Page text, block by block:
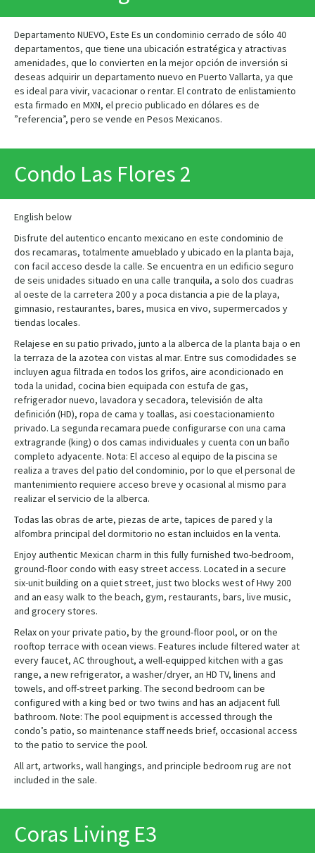
Departamento NUEVO, Este Es un condominio cerrado de sólo 40
departamentos, que tiene una ubicación estratégica y atractivas
amenidades, que lo convierten en la mejor opción de inversión si
deseas adquirir un departamento nuevo en Puerto Vallarta, ya que
es ideal para vivir, vacacionar o rentar. El contrato de enlistamiento
esta firmado en MXN, el precio publicado en dólares es de
”referencia”, pero se vende en Pesos Mexicanos.
Condo Las Flores 2
English below
Disfrute del autentico encanto mexicano en este condominio de
dos recamaras, totalmente amueblado y ubicado en la planta baja,
con facil acceso desde la calle. Se encuentra en un edificio seguro
de seis unidades situado en una calle tranquila, a solo dos cuadras
al oeste de la carretera 200 y a poca distancia a pie de la playa,
gimnasio, restaurantes, bares, musica en vivo, supermercados y
tiendas locales.
Relajese en su patio privado, junto a la alberca de la planta baja o en
la terraza de la azotea con vistas al mar. Entre sus comodidades se
incluyen agua filtrada en todos los grifos, aire acondicionado en
toda la unidad, cocina bien equipada con estufa de gas,
refrigerador nuevo, lavadora y secadora, televisión de alta
definición (HD), ropa de cama y toallas, asi coestacionamiento
privado. La segunda recamara puede configurarse con una cama
extragrande (king) o dos camas individuales y cuenta con un baño
completo adyacente. Nota: El acceso al equipo de la piscina se
realiza a traves del patio del condominio, por lo que el personal de
mantenimiento requiere acceso breve y ocasional al mismo para
realizar el servicio de la alberca.
Todas las obras de arte, piezas de arte, tapices de pared y la
alfombra principal del dormitorio no estan incluidos en la venta.
Enjoy authentic Mexican charm in this fully furnished two-bedroom,
ground-floor condo with easy street access. Located in a secure
six-unit building on a quiet street, just two blocks west of Hwy 200
and an easy walk to the beach, gym, restaurants, bars, live music,
and grocery stores.
Relax on your private patio, by the ground-floor pool, or on the
rooftop terrace with ocean views. Features include filtered water at
every faucet, AC throughout, a well-equipped kitchen with a gas
range, a new refrigerator, a washer/dryer, an HD TV, linens and
towels, and off-street parking. The second bedroom can be
configured with a king bed or two twins and has an adjacent full
bathroom. Note: The pool equipment is accessed through the
condo’s patio, so maintenance staff needs brief, occasional access
to the patio to service the pool.
All art, artworks, wall hangings, and principle bedroom rug are not
included in the sale.
Coras Living E3